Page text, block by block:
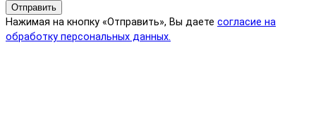
Отправить
Нажимая на кнопку «Отправить», Вы даете согласие на
обработку персональных данных.